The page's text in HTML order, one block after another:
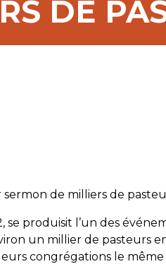
DE
sermon de milliers de
se produisit l’un des
un millier de pasteurs
congrégations le